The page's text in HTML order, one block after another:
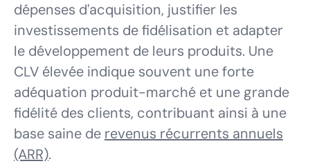
dépenses d'acquisition, justifier les
investissements de fidélisation et adapter
le développement de leurs produits. Une
CLV élevée indique souvent une forte
adéquation produit-marché et une grande
fidélité des clients, contribuant ainsi à une
base saine de revenus récurrents annuels
(ARR).